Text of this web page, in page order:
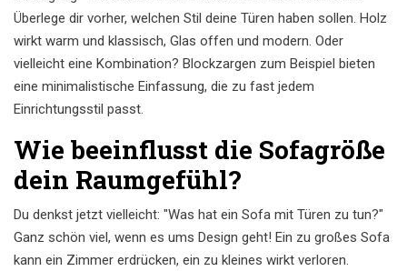
Überlege dir vorher, welchen Stil deine Türen haben sollen. Holz
wirkt warm und klassisch, Glas offen und modern. Oder
vielleicht eine Kombination? Blockzargen zum Beispiel bieten
eine minimalistische Einfassung, die zu fast jedem
Einrichtungsstil passt.
Wie beeinflusst die Sofagröße
dein Raumgefühl?
Du denkst jetzt vielleicht: "Was hat ein Sofa mit Türen zu tun?"
Ganz schön viel, wenn es ums Design geht! Ein zu großes Sofa
kann ein Zimmer erdrücken, ein zu kleines wirkt verloren.